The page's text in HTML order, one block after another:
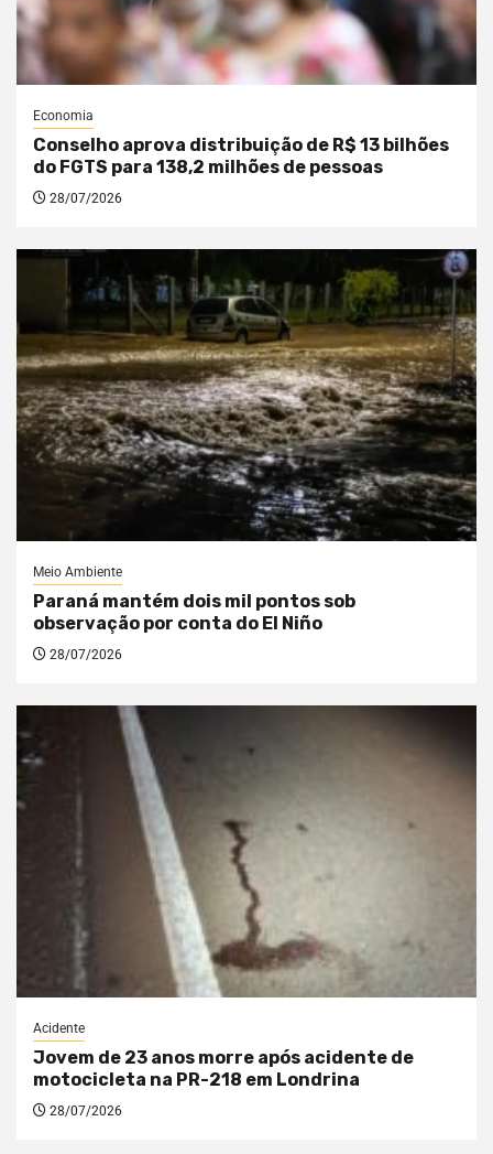
Economia
Conselho aprova distribuição de R$ 13 bilhões
do FGTS para 138,2 milhões de pessoas
28/07/2026
Meio Ambiente
Paraná mantém dois mil pontos sob
observação por conta do El Niño
28/07/2026
Acidente
Jovem de 23 anos morre após acidente de
motocicleta na PR-218 em Londrina
28/07/2026